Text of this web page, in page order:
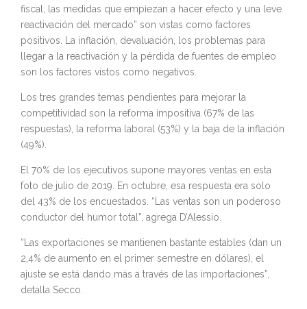
fiscal, las medidas que empiezan a hacer efecto y una leve
reactivación del mercado” son vistas como factores
positivos. La inflación, devaluación, los problemas para
llegar a la reactivación y la pérdida de fuentes de empleo
son los factores vistos como negativos.
Los tres grandes temas pendientes para mejorar la
competitividad son la reforma impositiva (67% de las
respuestas), la reforma laboral (53%) y la baja de la inflación
(49%).
El 70% de los ejecutivos supone mayores ventas en esta
foto de julio de 2019. En octubre, esa respuesta era solo
del 43% de los encuestados. “Las ventas son un poderoso
conductor del humor total”, agrega D’Alessio.
“Las exportaciones se mantienen bastante estables (dan un
2,4% de aumento en el primer semestre en dólares), el
ajuste se está dando más a través de las importaciones”,
detalla Secco.